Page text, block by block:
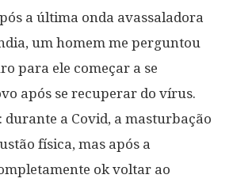
a última onda avassaladora
um homem me perguntou
para ele começar a se
após se recuperar do vírus.
durante a Covid, a masturbação
física, mas após a
ok voltar ao